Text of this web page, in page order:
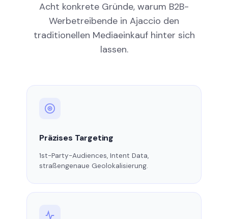
Acht konkrete Gründe, warum B2B-
Werbetreibende in Ajaccio den
traditionellen Mediaeinkauf hinter sich
lassen.
Präzises Targeting
1st-Party-Audiences, Intent Data,
straßengenaue Geolokalisierung.